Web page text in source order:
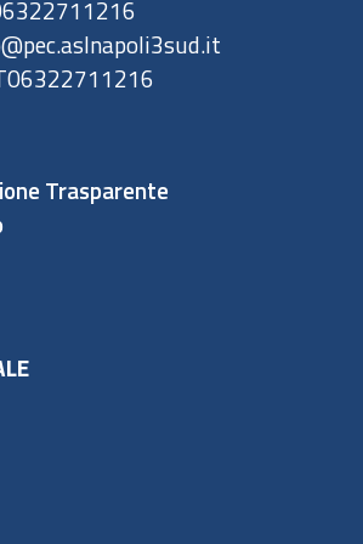
Trasparente